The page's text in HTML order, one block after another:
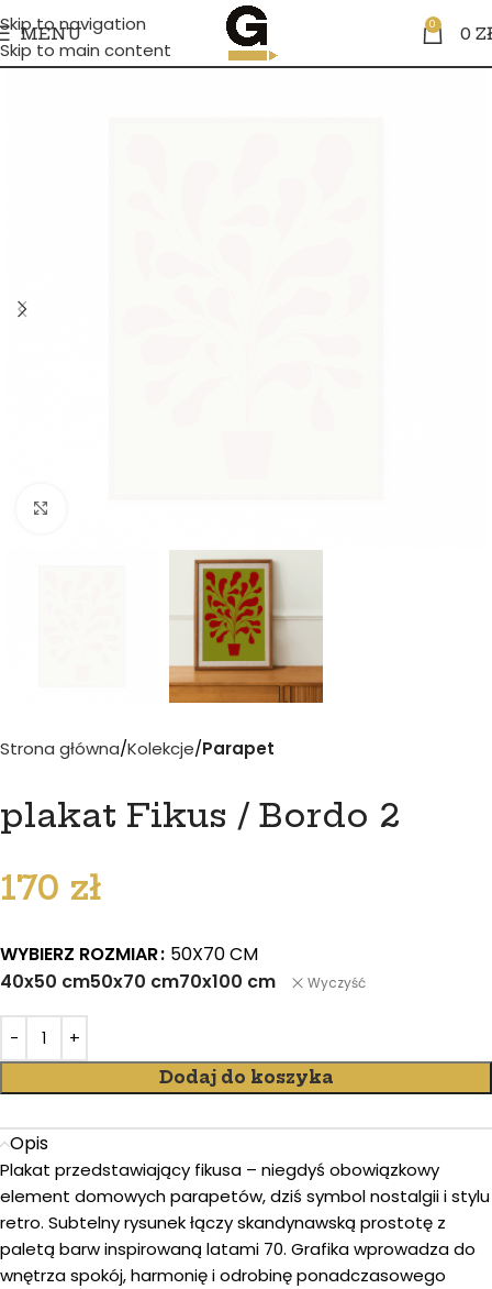
Skip to navigation
Skip to main content
MENU 0 0
Strona główna Kolekcje Parapet
plakat Fikus / Bordo 2
170 zł
WYBIERZ ROZMIAR 50X70 CM
40x50 cm50x70 cm70x100 cm Wyczyść
Dodaj do koszyka
Opis
Plakat przedstawiający fikusa – niegdyś obowiązkowy
element domowych parapetów, dziś symbol nostalgii i stylu
retro. Subtelny rysunek łączy skandynawską prostotę z
paletą barw inspirowaną latami 70. Grafika wprowadza do
wnętrza spokój, harmonię i odrobinę ponadczasowego